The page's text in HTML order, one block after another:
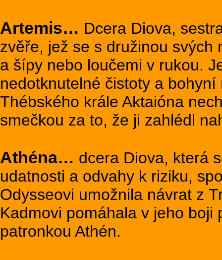
Artemis… Dcera Diova,
zvěře, jež se s družinou
a šípy nebo loučemi v rukou.
nedotknutelné čistoty a
Thébského krále Aktaióna
smečkou za to, že ji zahlédl
Athéna… dcera Diova, která
udatnosti a odvahy k riziku,
Odysseovi umožnila návrat z
Kadmovi pomáhala v jeho
patronkou Athén.